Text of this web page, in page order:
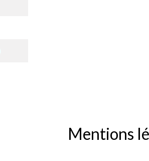
Mentions